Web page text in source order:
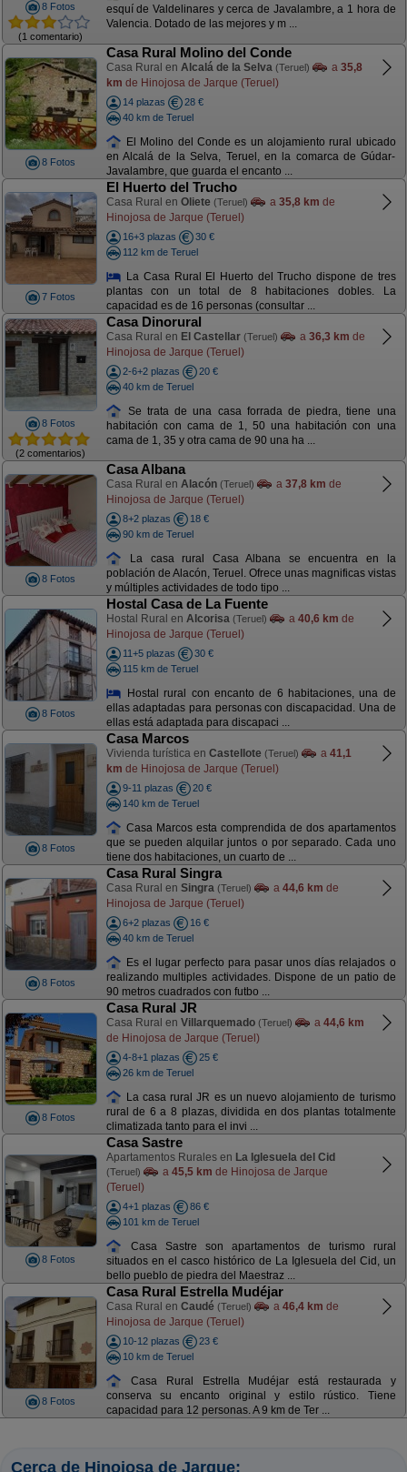
8 Fotos
(1 comentario)
esquí de Valdelinares y cerca de Javalambre, a 1 hora de
Valencia. Dotado de las mejores y m ...
8 Fotos
Casa Rural Molino del Conde
Casa Rural en Alcalá de la Selva (Teruel) a 35,8
km de Hinojosa de Jarque (Teruel)
14 plazas
28 €
40 km de Teruel
El Molino del Conde es un alojamiento rural ubicado
en Alcalá de la Selva, Teruel, en la comarca de Gúdar-
Javalambre, que guarda el encanto ...
7 Fotos
El Huerto del Trucho
Casa Rural en Oliete (Teruel) a 35,8 km de
Hinojosa de Jarque (Teruel)
16+3 plazas
30 €
112 km de Teruel
La Casa Rural El Huerto del Trucho dispone de tres
plantas con un total de 8 habitaciones dobles. La
capacidad es de 16 personas (consultar ...
8 Fotos
(2 comentarios)
Casa Dinorural
Casa Rural en El Castellar (Teruel) a 36,3 km de
Hinojosa de Jarque (Teruel)
2-6+2 plazas
20 €
40 km de Teruel
Se trata de una casa forrada de piedra, tiene una
habitación con cama de 1, 50 una habitación con una
cama de 1, 35 y otra cama de 90 una ha ...
8 Fotos
Casa Albana
Casa Rural en Alacón (Teruel) a 37,8 km de
Hinojosa de Jarque (Teruel)
8+2 plazas
18 €
90 km de Teruel
La casa rural Casa Albana se encuentra en la
población de Alacón, Teruel. Ofrece unas magnificas vistas
y múltiples actividades de todo tipo ...
8 Fotos
Hostal Casa de La Fuente
Hostal Rural en Alcorisa (Teruel) a 40,6 km de
Hinojosa de Jarque (Teruel)
11+5 plazas
30 €
115 km de Teruel
Hostal rural con encanto de 6 habitaciones, una de
ellas adaptadas para personas con discapacidad. Una de
ellas está adaptada para discapaci ...
8 Fotos
Casa Marcos
Vivienda turística en Castellote (Teruel) a 41,1
km de Hinojosa de Jarque (Teruel)
9-11 plazas
20 €
140 km de Teruel
Casa Marcos esta comprendida de dos apartamentos
que se pueden alquilar juntos o por separado. Cada uno
tiene dos habitaciones, un cuarto de ...
8 Fotos
Casa Rural Singra
Casa Rural en Singra (Teruel) a 44,6 km de
Hinojosa de Jarque (Teruel)
6+2 plazas
16 €
40 km de Teruel
Es el lugar perfecto para pasar unos días relajados o
realizando multiples actividades. Dispone de un patio de
90 metros cuadrados con futbo ...
8 Fotos
Casa Rural JR
Casa Rural en Villarquemado (Teruel) a 44,6 km
de Hinojosa de Jarque (Teruel)
4-8+1 plazas
25 €
26 km de Teruel
La casa rural JR es un nuevo alojamiento de turismo
rural de 6 a 8 plazas, dividida en dos plantas totalmente
climatizada tanto para el invi ...
8 Fotos
Casa Sastre
Apartamentos Rurales en La Iglesuela del Cid
(Teruel) a 45,5 km de Hinojosa de Jarque
(Teruel)
4+1 plazas
86 €
101 km de Teruel
Casa Sastre son apartamentos de turismo rural
situados en el casco histórico de La Iglesuela del Cid, un
bello pueblo de piedra del Maestraz ...
8 Fotos
Casa Rural Estrella Mudéjar
Casa Rural en Caudé (Teruel) a 46,4 km de
Hinojosa de Jarque (Teruel)
10-12 plazas
23 €
10 km de Teruel
Casa Rural Estrella Mudéjar está restaurada y
conserva su encanto original y estilo rústico. Tiene
capacidad para 12 personas. A 9 km de Ter ...
Cerca de Hinojosa de Jarque: